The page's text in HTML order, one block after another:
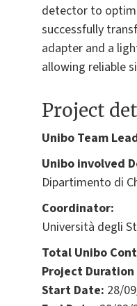
detector to
successfully
adapter and a
allowing reliable
Project
Unibo Team
Unibo involved
Dipartimento di
Coordinator:
Università degli
Total Unibo
Project
Start Date: 28/